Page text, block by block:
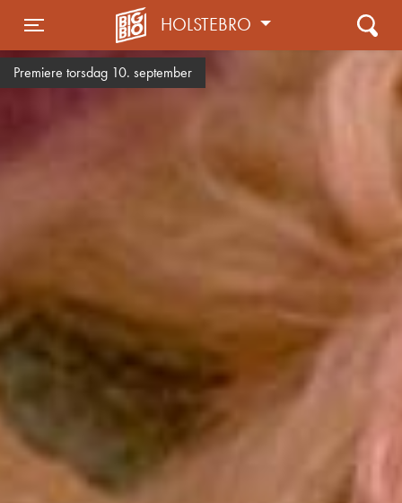
Toggle navigation
HOLSTEBRO
Premiere torsdag 10. september